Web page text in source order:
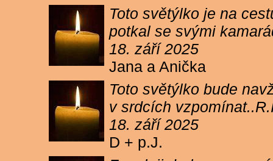
Toto světýlko je na
potkal se svými
18. září 2025
Jana a Anička
Toto světýlko bude
v srdcích
18. září 2025
D + p.J.